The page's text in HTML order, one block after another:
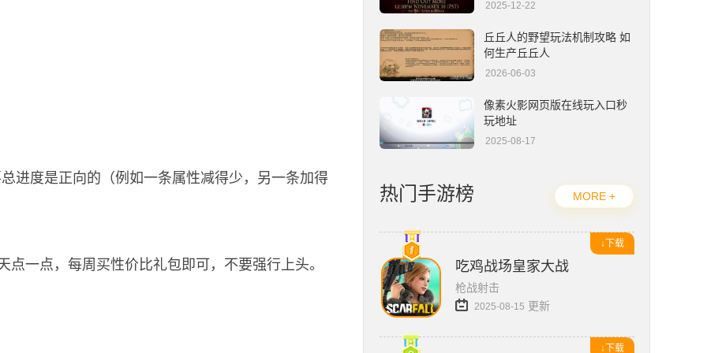
进度是正向的（例如一条属性减得少，另一条加得
点一点，每周买性价比礼包即可，不要强行上头。
2025-12-22
丘丘人的野望玩法机制攻略 如
何生产丘丘人
2026-06-03
像素火影网页版在线玩入口秒
玩地址
2025-08-17
热门手游榜 MORE +
↓下载
吃鸡战场皇家大战
枪战射击
2025-08-15 更新
↓下载